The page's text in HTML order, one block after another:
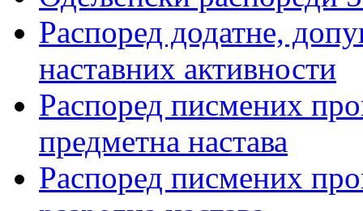
Распоред додатне,
наставних активности
Распоред писмених
предметна настава
Распоред писмених